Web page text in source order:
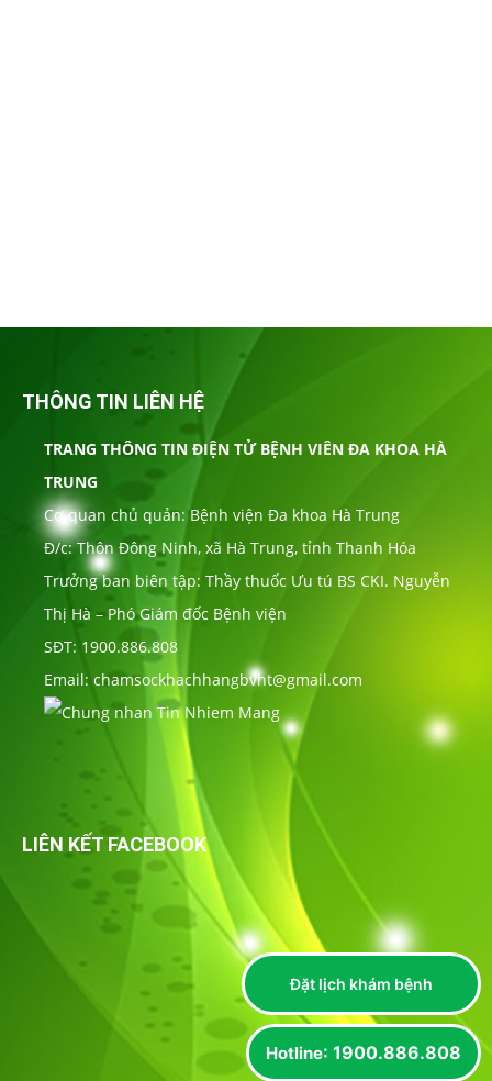
THÔNG TIN LIÊN HỆ
TRANG THÔNG TIN ĐIỆN TỬ BỆNH VIÊN ĐA KHOA HÀ
TRUNG
Cơ quan chủ quản: Bệnh viện Đa khoa Hà Trung
Đ/c: Thôn Đông Ninh, xã Hà Trung, tỉnh Thanh Hóa
Trưởng ban biên tập: Thầy thuốc Ưu tú BS CKI. Nguyễn
Thị Hà – Phó Giám đốc Bệnh viện
SĐT: 1900.886.808
Email: chamsockhachhangbvht@gmail.com
LIÊN KẾT FACEBOOK
Hotline: 1900.886.808
Đặt lịch khám bệnh